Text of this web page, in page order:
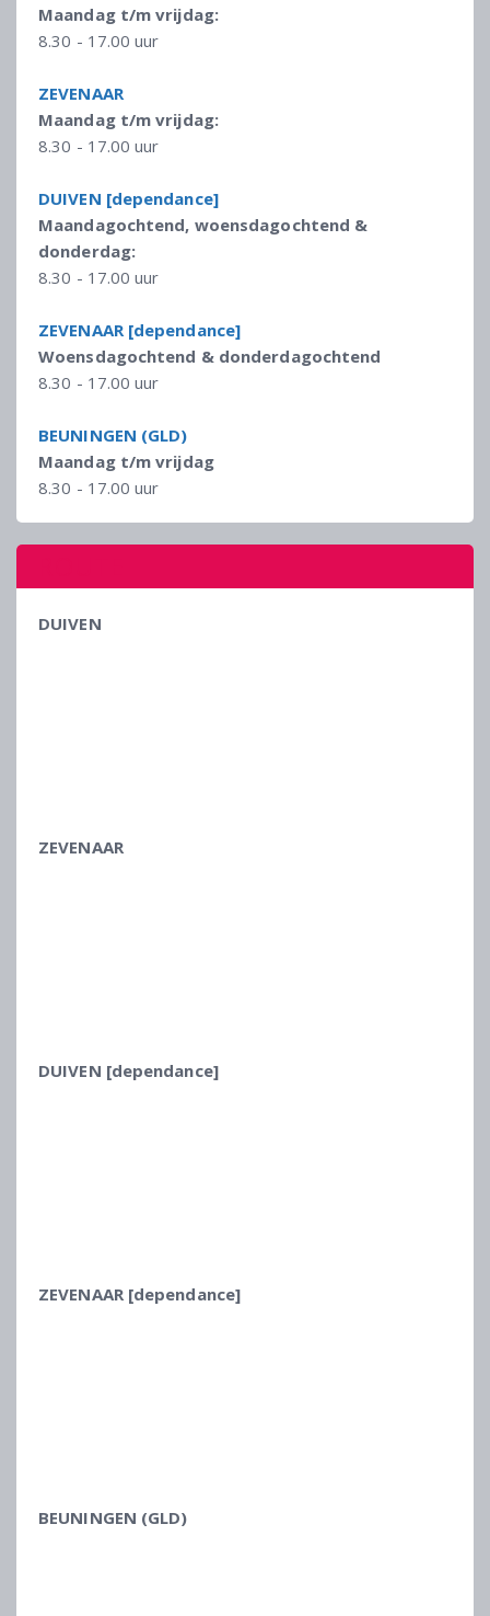
Maandag t/m vrijdag:
8.30 - 17.00 uur
ZEVENAAR
Maandag t/m vrijdag:
8.30 - 17.00 uur
DUIVEN [dependance]
Maandagochtend, woensdagochtend &
donderdag:
8.30 - 17.00 uur
ZEVENAAR [dependance]
Woensdagochtend & donderdagochtend
8.30 - 17.00 uur
BEUNINGEN (GLD)
Maandag t/m vrijdag
8.30 - 17.00 uur
DUIVEN
ZEVENAAR
DUIVEN [dependance]
ZEVENAAR [dependance]
BEUNINGEN (GLD)